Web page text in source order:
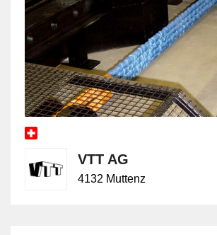
VTT AG
4132 Muttenz